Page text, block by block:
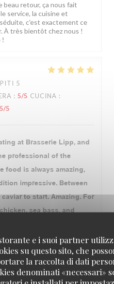
e i suoi partner
su questo sito, che
la raccolta di dati
denominati «necessari»
beau retour, ça nous fait
service, la cuisine et
c'est exactement ce
À très bientôt chez nous !
!
5
: 5/5 CUCINA :
5/5
at Brasserie Lipp, and
professional of the
food is always amazing,
impressive. Between
to start. Amazing. For
sea bass, and
we'll prepared. Dessert,
the tarte tartin. We
a questa recensione
this! Your loyalty means so